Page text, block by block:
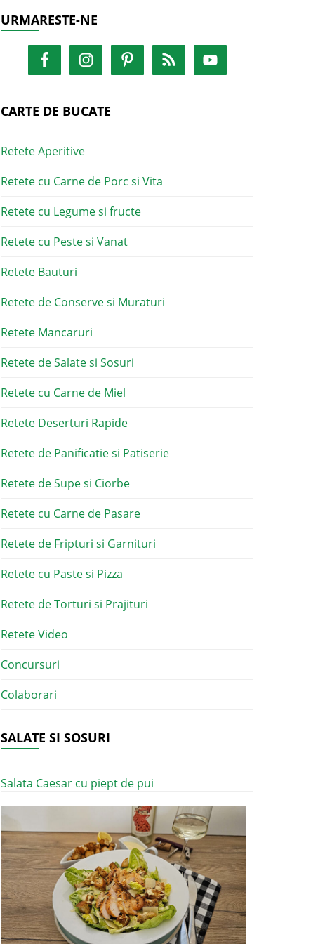
URMARESTE-NE
CARTE DE BUCATE
Retete Aperitive
Retete cu Carne de Porc si Vita
Retete cu Legume si fructe
Retete cu Peste si Vanat
Retete Bauturi
Retete de Conserve si Muraturi
Retete Mancaruri
Retete de Salate si Sosuri
Retete cu Carne de Miel
Retete Deserturi Rapide
Retete de Panificatie si Patiserie
Retete de Supe si Ciorbe
Retete cu Carne de Pasare
Retete de Fripturi si Garnituri
Retete cu Paste si Pizza
Retete de Torturi si Prajituri
Retete Video
Concursuri
Colaborari
SALATE SI SOSURI
Salata Caesar cu piept de pui